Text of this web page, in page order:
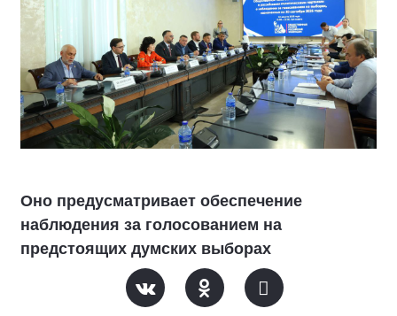
Оно предусматривает обеспечение
наблюдения за голосованием на
предстоящих думских выборах